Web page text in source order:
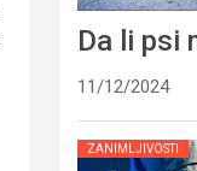
Da li psi
11/12/2024
ZANIMLJIVOSTI